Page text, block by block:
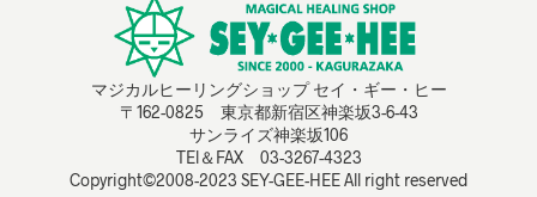
マジカルヒーリングショップ セイ・ギー・ヒー
〒162-0825 東京都新宿区神楽坂3-6-43
サンライズ神楽坂106
TEl＆FAX 03-3267-4323
Copyright©2008-2023 SEY-GEE-HEE All right reserved